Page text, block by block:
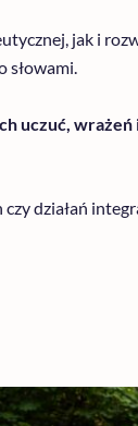
jak i
słowami.
uczuć,
działań